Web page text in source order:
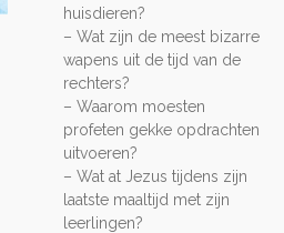
huisdieren?
– Wat zijn de meest bizarre
wapens uit de tijd van de
rechters?
– Waarom moesten
profeten gekke opdrachten
uitvoeren?
– Wat at Jezus tijdens zijn
laatste maaltijd met zijn
leerlingen?